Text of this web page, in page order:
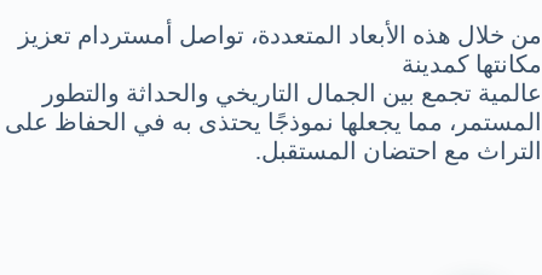
من خلال هذه الأبعاد المتعددة، تواصل أمستردام تعزيز
مكانتها كمدينة
عالمية تجمع بين الجمال التاريخي والحداثة والتطور
المستمر، مما يجعلها نموذجًا يحتذى به في الحفاظ على
التراث مع احتضان المستقبل.